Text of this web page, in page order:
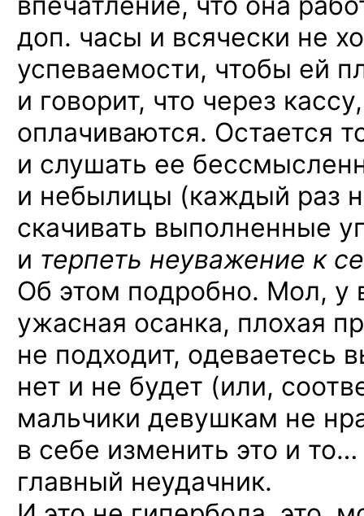
доп. часы и всячески не
успеваемости, чтобы ей
и говорит, что через
оплачиваются. Остается
и слушать ее
и небылицы (каждый раз
скачивать выполненные
и терпеть неуважение к
Об этом подробно. Мол, у
ужасная осанка, плохая
не подходит, одеваетесь
нет и не будет (или,
мальчики девушкам не
в себе изменить это и
главный неудачник.